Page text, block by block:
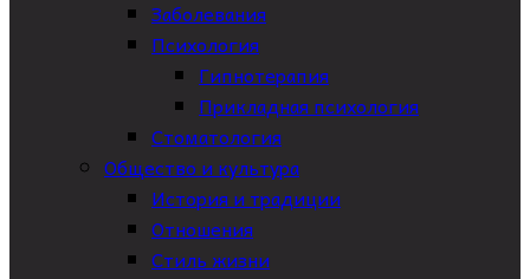
Заболевания
Психология
Гипнотерапия
Прикладная психология
Стоматология
Общество и культура
История и традиции
Отношения
Стиль жизни